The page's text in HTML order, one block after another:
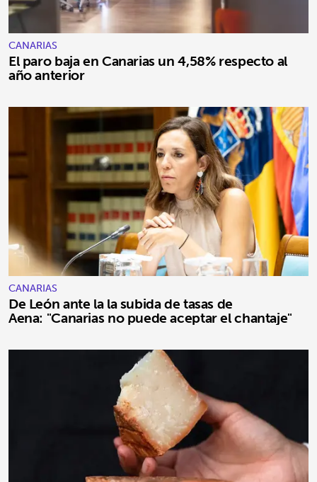
CANARIAS
El paro baja en Canarias un 4,58% respecto al
año anterior
CANARIAS
De León ante la la subida de tasas de
Aena: "Canarias no puede aceptar el chantaje"